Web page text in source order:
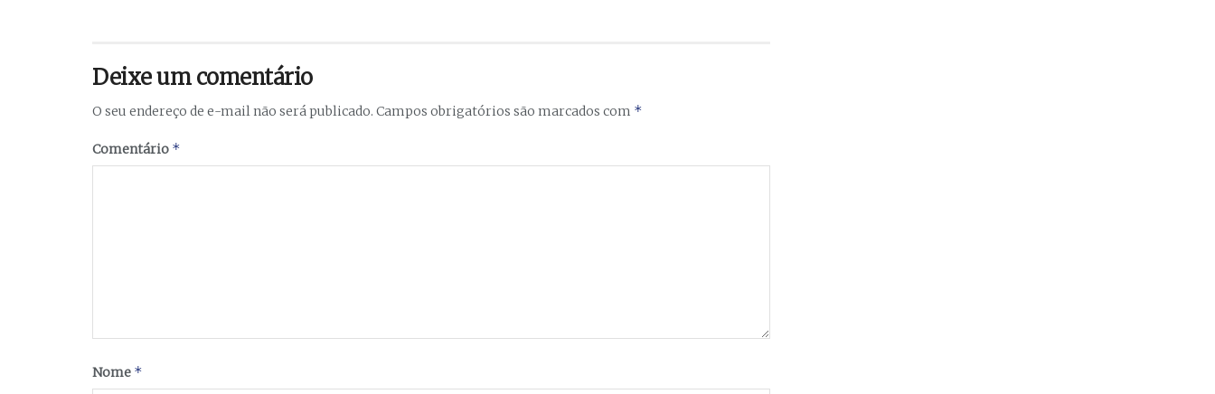
Deixe um comentário
O seu endereço de e-mail não será publicado. Campos obrigatórios são marcados com *
Comentário *
Nome *